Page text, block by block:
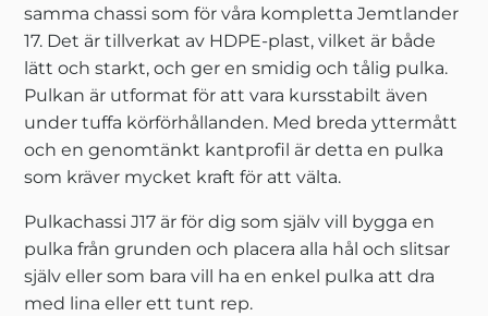
samma chassi som för våra kompletta Jemtlander
17. Det är tillverkat av HDPE-plast, vilket är både
lätt och starkt, och ger en smidig och tålig pulka.
Pulkan är utformat för att vara kursstabilt även
under tuffa körförhållanden. Med breda yttermått
och en genomtänkt kantprofil är detta en pulka
som kräver mycket kraft för att välta.
Pulkachassi J17 är för dig som själv vill bygga en
pulka från grunden och placera alla hål och slitsar
själv eller som bara vill ha en enkel pulka att dra
med lina eller ett tunt rep.